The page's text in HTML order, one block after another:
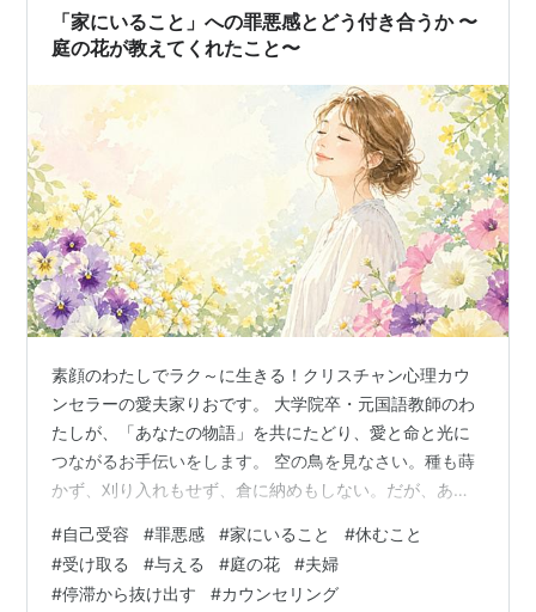
す。 体調の不安もあるし、このまま働き…
「家にいること」への罪悪感とどう付き合うか 〜
庭の花が教えてくれたこと〜
素顔のわたしでラク～に生きる！クリスチャン心理カウ
ンセラーの愛夫家りおです。 大学院卒・元国語教師のわ
たしが、「あなたの物語」を共にたどり、愛と命と光に
つながるお手伝いをします。 空の鳥を見なさい。種も蒔
かず、刈り入れもせず、倉に納めもしない。だが、あな
がたは、鳥よりも優れた者ではないか。(新約聖書「マタ
イによる福音書」6:26) 体調や事情があって、思うように
働けない時期。 家にいる時間が長くなると、ふと、こん
#自己受容 #罪悪感 #家にいること #休むこと
#受け取る #与える #庭の花 #夫婦
#停滞から抜け出す #カウンセリング